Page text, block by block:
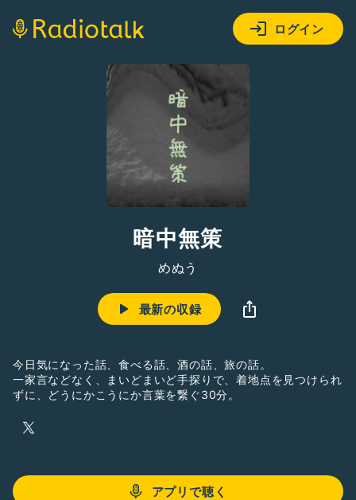
ログイン
暗中無策
めぬう
最新の収録
今日気になった話、食べる話、酒の話、旅の話。
一家言などなく、まいどまいど手探りで、着地点を見つけられ
ずに、どうにかこうにか言葉を繋ぐ30分。
アプリで聴く